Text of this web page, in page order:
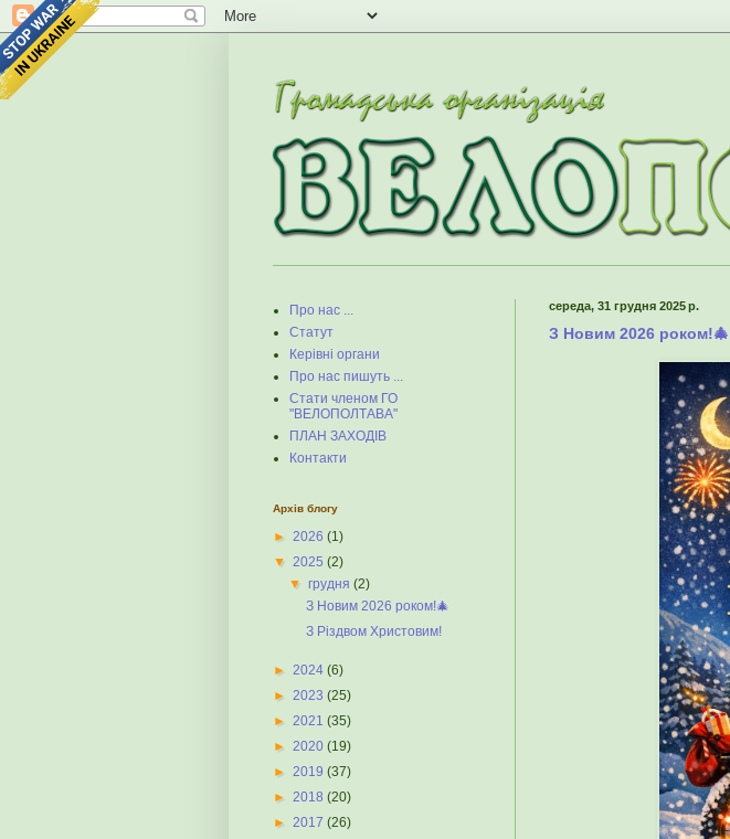
середа, 31 грудня 2025 р.
З Новим 2026 роком!🎄
Про нас ...
Статут
Керівні органи
Про нас пишуть ...
Стати членом ГО
"ВЕЛОПОЛТАВА"
ПЛАН ЗАХОДІВ
Контакти
Архів блогу
► 2026 (1)
▼ 2025 (2)
▼грудня(2)
З Новим 2026 роком!🎄
З Різдвом Христовим!
► 2024 (6)
► 2023 (25)
► 2021 (35)
► 2020 (19)
► 2019 (37)
► 2018 (20)
► 2017 (26)